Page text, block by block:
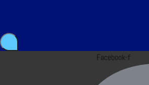
Facebook-f